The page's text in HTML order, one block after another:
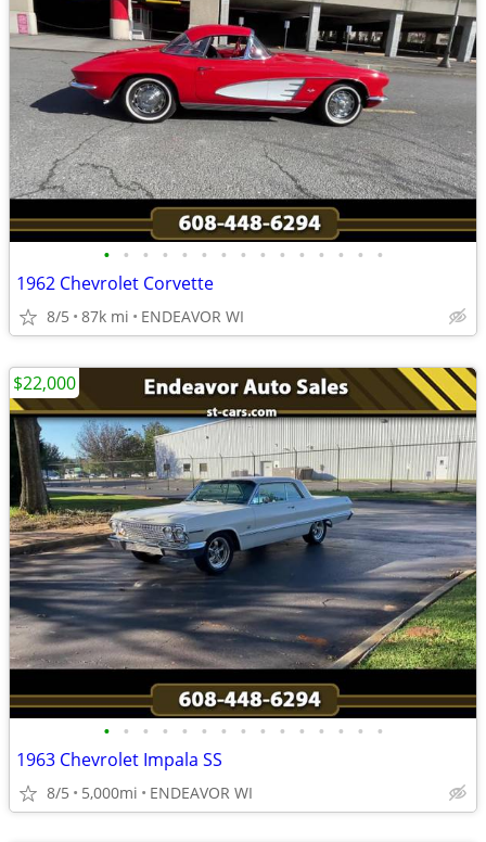
• • • • • • • • • • • • • • •
1962 Chevrolet Corvette
8/5 87k mi ENDEAVOR WI
• • • • • • • • • • • • • • •
1963 Chevrolet Impala SS
8/5 5,000mi ENDEAVOR WI
$22,000